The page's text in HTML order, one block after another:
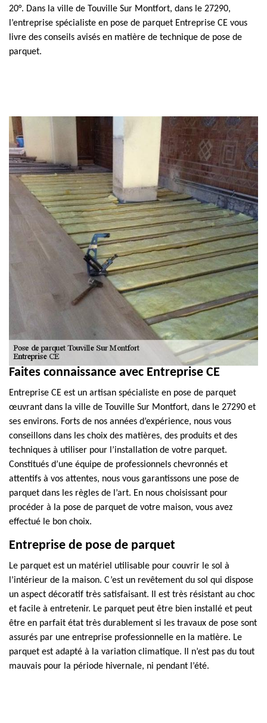
20°. Dans la ville de Touville Sur Montfort, dans le 27290,
l’entreprise spécialiste en pose de parquet Entreprise CE vous
livre des conseils avisés en matière de technique de pose de
parquet.
Faites connaissance avec Entreprise CE
Entreprise CE est un artisan spécialiste en pose de parquet
œuvrant dans la ville de Touville Sur Montfort, dans le 27290 et
ses environs. Forts de nos années d’expérience, nous vous
conseillons dans les choix des matières, des produits et des
techniques à utiliser pour l’installation de votre parquet.
Constitués d’une équipe de professionnels chevronnés et
attentifs à vos attentes, nous vous garantissons une pose de
parquet dans les règles de l’art. En nous choisissant pour
procéder à la pose de parquet de votre maison, vous avez
effectué le bon choix.
Entreprise de pose de parquet
Le parquet est un matériel utilisable pour couvrir le sol à
l’intérieur de la maison. C’est un revêtement du sol qui dispose
un aspect décoratif très satisfaisant. Il est très résistant au choc
et facile à entretenir. Le parquet peut être bien installé et peut
être en parfait état très durablement si les travaux de pose sont
assurés par une entreprise professionnelle en la matière. Le
parquet est adapté à la variation climatique. Il n’est pas du tout
mauvais pour la période hivernale, ni pendant l’été.